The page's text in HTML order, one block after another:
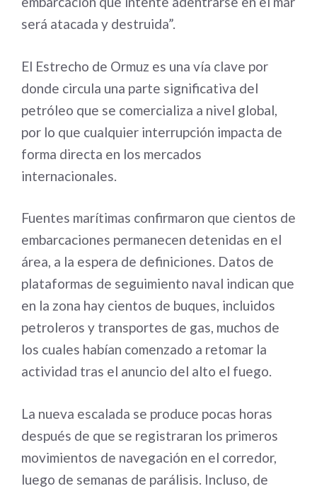
será atacada y destruida”.
El Estrecho de Ormuz es una vía clave por
donde circula una parte significativa del
petróleo que se comercializa a nivel global,
por lo que cualquier interrupción impacta de
forma directa en los mercados
internacionales.
Fuentes marítimas confirmaron que cientos de
embarcaciones permanecen detenidas en el
área, a la espera de definiciones. Datos de
plataformas de seguimiento naval indican que
en la zona hay cientos de buques, incluidos
petroleros y transportes de gas, muchos de
los cuales habían comenzado a retomar la
actividad tras el anuncio del alto el fuego.
La nueva escalada se produce pocas horas
después de que se registraran los primeros
movimientos de navegación en el corredor,
luego de semanas de parálisis. Incluso, de